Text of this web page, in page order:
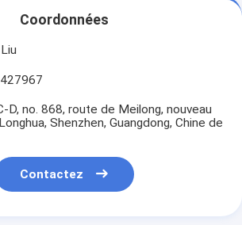
Coordonnées
D, no. 868, route de Meilong, nouveau
Shenzhen, Guangdong, Chine de
Contactez